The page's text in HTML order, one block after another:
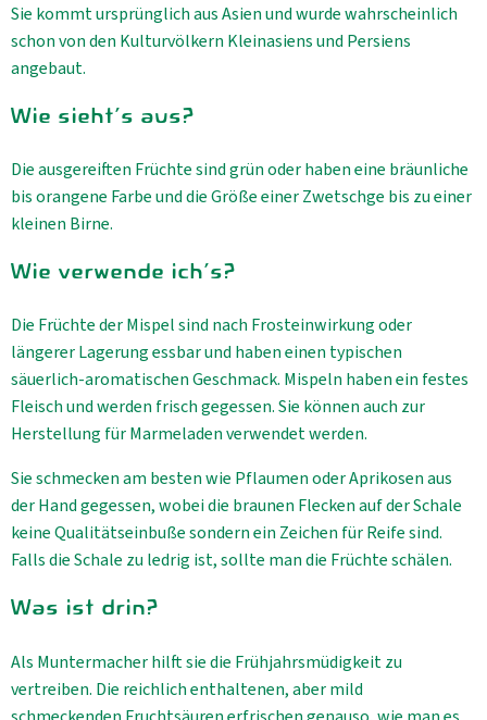
Sie kommt ursprünglich aus Asien und wurde wahrscheinlich
schon von den Kulturvölkern Kleinasiens und Persiens
angebaut.
Wie sieht's aus?
Die ausgereiften Früchte sind grün oder haben eine bräunliche
bis orangene Farbe und die Größe einer Zwetschge bis zu einer
kleinen Birne.
Wie verwende ich's?
Die Früchte der Mispel sind nach Frosteinwirkung oder
längerer Lagerung essbar und haben einen typischen
säuerlich-aromatischen Geschmack. Mispeln haben ein festes
Fleisch und werden frisch gegessen. Sie können auch zur
Herstellung für Marmeladen verwendet werden.
Sie schmecken am besten wie Pflaumen oder Aprikosen aus
der Hand gegessen, wobei die braunen Flecken auf der Schale
keine Qualitätseinbuße sondern ein Zeichen für Reife sind.
Falls die Schale zu ledrig ist, sollte man die Früchte schälen.
Was ist drin?
Als Muntermacher hilft sie die Frühjahrsmüdigkeit zu
vertreiben. Die reichlich enthaltenen, aber mild